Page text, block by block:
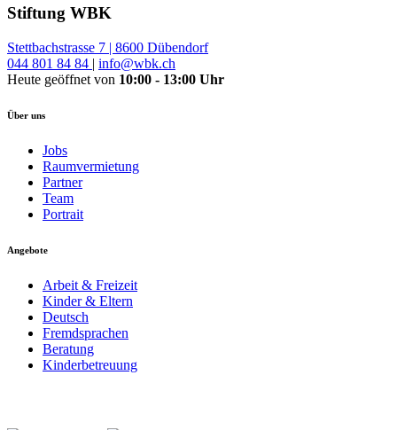
Stiftung WBK
Stettbachstrasse 7 | 8600 Dübendorf
044 801 84 84 | info@wbk.ch
Heute geöffnet von 10:00 - 13:00 Uhr
Über uns
Jobs
Raumvermietung
Partner
Team
Portrait
Angebote
Arbeit & Freizeit
Kinder & Eltern
Deutsch
Fremdsprachen
Beratung
Kinderbetreuung